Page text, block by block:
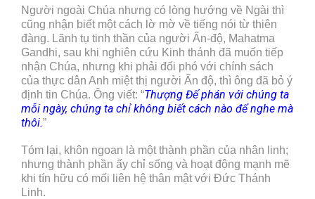
Người ngoài Chúa nhưng có lòng hướng về Ngài thì
cũng nhận biết một cách lờ mờ về tiếng nói từ thiên
đàng. Lãnh tụ tinh thần của người Ấn-độ, Mahatma
Gandhi, sau khi nghiên cứu Kinh thánh đã muốn tiếp
nhận Chúa, nhưng khi phải đối phó với chính sách
của thực dân Anh miệt thị người Ấn độ, thì ông đã bỏ ý
định tin Chúa. Ông viết: “Thượng Đế phán với chúng ta
mỗi ngày, chúng ta chỉ không biết cách nào để nghe mà
thôi.”
Tóm lại, khôn ngoan là một thành phần của nhân linh;
nhưng thành phần ấy chỉ sống và hoạt động mạnh mẽ
khi tín hữu có mối liên hệ thân mật với Đức Thánh
Linh.